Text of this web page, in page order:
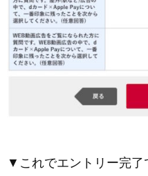
▼これでエントリー完了